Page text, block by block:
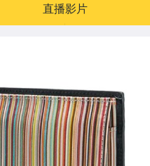
直播影片